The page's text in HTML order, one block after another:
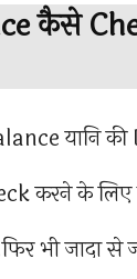
कैसे
यानि
करने के लिए
भी जादा से